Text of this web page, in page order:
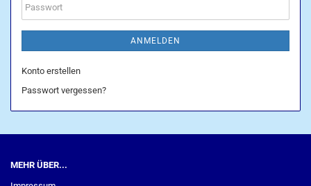
Passwort
ANMELDEN
Konto erstellen
Passwort vergessen?
MEHR ÜBER...